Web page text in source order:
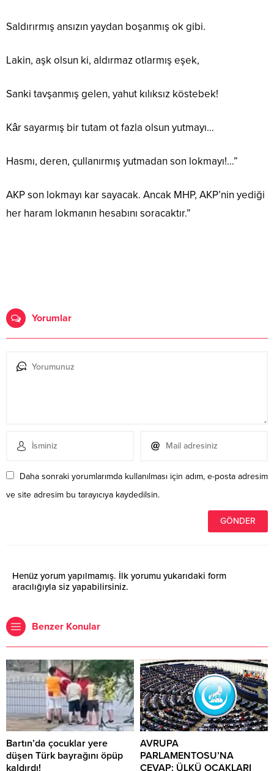
Saldırırmış ansızın yaydan boşanmış ok gibi.
Lakin, aşk olsun ki, aldırmaz otlarmış eşek,
Sanki tavşanmış gelen, yahut kılıksız köstebek!
Kâr sayarmış bir tutam ot fazla olsun yutmayı…
Hasmı, deren, çullanırmış yutmadan son lokmayı!…”
AKP son lokmayı kar sayacak. Ancak MHP, AKP’nin yediği
her haram lokmanın hesabını soracaktır.”
Yorumlar
Daha sonraki yorumlarımda kullanılması için adım, e-posta adresim
ve site adresim bu tarayıcıya kaydedilsin.
Henüz yorum yapılmamış. İlk yorumu yukarıdaki form
aracılığıyla siz yapabilirsiniz.
Benzer Konular
Bartın’da çocuklar yere
düşen Türk bayrağını öpüp
kaldırdı!
AVRUPA
PARLAMENTOSU’NA
CEVAP: ÜLKÜ OCAKLARI